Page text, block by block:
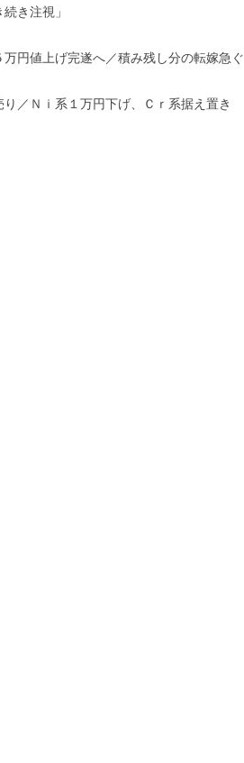
き注視」
円値上げ完遂へ／積み残し分の転嫁急ぐ
／Ｎｉ系１万円下げ、Ｃｒ系据え置き